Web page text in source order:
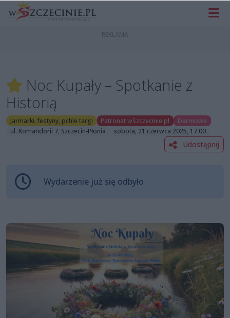
Noc Kupały – Spotkanie z
Historią
Jarmarki, festyny, pchle targi Patronat wSzczecinie.pl
Darmowe
ul. Komandorii 7, Szczecin-Płonia
sobota, 21 czerwca 2025, 17:00
Udostępnij
Wydarzenie już się odbyło